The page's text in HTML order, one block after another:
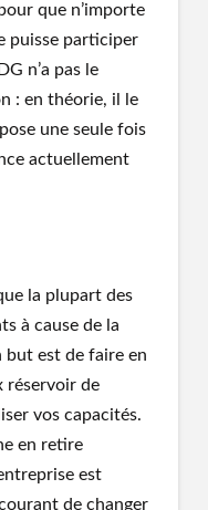
que n’importe
puisse participer
n’a pas le
: en théorie, il le
une seule fois
actuellement
la plupart des
à cause de la
but est de faire en
réservoir de
vos capacités.
en retire
est
de changer